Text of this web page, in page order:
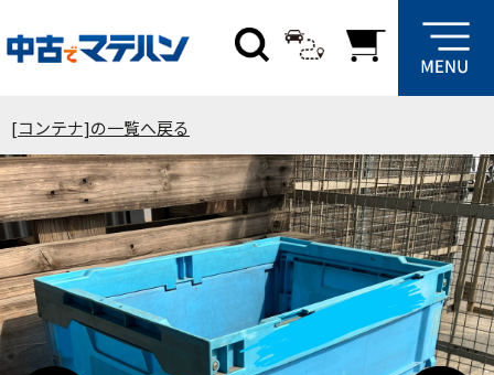
[コンテナ]の一覧へ戻る